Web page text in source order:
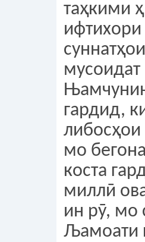
таҳкими
гардид,
мо
коста
миллӣ
ин рӯ, мо
Љамоати